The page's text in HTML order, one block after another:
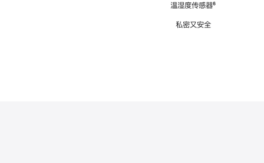
温湿度传感器脚
⁶
私密又安全